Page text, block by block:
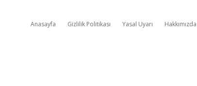
Anasayfa Gizlilik Politikası Yasal Uyarı Hakkımızda